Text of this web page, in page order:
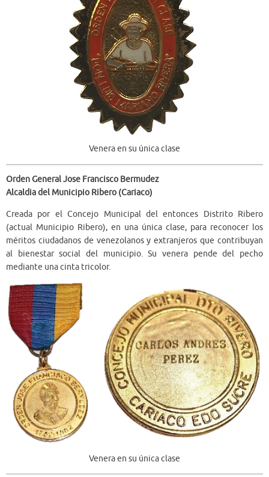
Venera en su única clase
Orden General Jose Francisco Bermudez
Alcaldia del Municipio Ribero (Cariaco)
Creada por el Concejo Municipal del entonces Distrito Ribero
(actual Municipio Ribero), en una única clase, para reconocer los
méritos ciudadanos de venezolanos y extranjeros que contribuyan
al bienestar social del municipio. Su venera pende del pecho
mediante una cinta tricolor.
Venera en su única clase